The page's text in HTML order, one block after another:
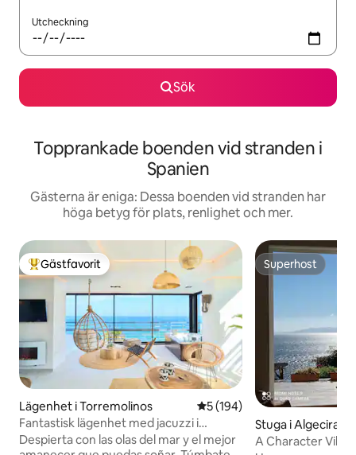
Utcheckning
Sök
Topprankade boenden vid stranden i
Spanien
Gästerna är eniga: Dessa boenden vid stranden har
höga betyg för plats, renlighet och mer.
Populär gästfavorit
Gästfavorit
Lägenhet i Torremolinos 5 av 5 i genomsnittligt
5 (194)
Fantastisk lägenhet med jacuzzi i
Savanna Beach
Despierta con las olas del mar y el mejor
Superhost
Superhost
Stuga i Algeciras
A Character Villa